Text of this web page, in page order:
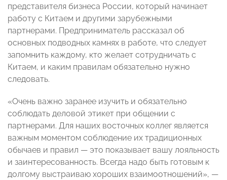
представителя бизнеса России, который начинает
работу с Китаем и другими зарубежными
партнерами. Предприниматель рассказал об
основных подводных камнях в работе, что следует
запомнить каждому, кто желает сотрудничать с
Китаем, и каким правилам обязательно нужно
следовать.
«Очень важно заранее изучить и обязательно
соблюдать деловой этикет при общении с
партнерами. Для наших восточных коллег является
важным моментом соблюдение их традиционных
обычаев и правил — это показывает вашу лояльность
и заинтересованность. Всегда надо быть готовым к
долгому выстраиваю хороших взаимоотношений», —